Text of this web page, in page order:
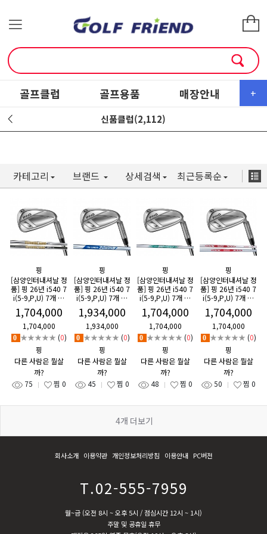
+
골프클럽 골프용품 매장안내 소
신품클럽(2,112)
카테고리 브랜드 상세검색 최근등록순
핑
[삼양인터내셔날 정
품] 핑 26년 i540 7
i(5-9,P,U) 7개 아
이언세트 다이나믹
골드(다골) 샤프트
특주 GF
1,704,000
1,704,000
0 ★★★★★ (0)
핑
다른 사람은 뭘살
까?
75
찜 0
핑
[삼양인터내셔날 정
품] 핑 26년 i540 7
i(5-9,P,U) 7개 아
이언세트 젤로스(Z
ELOS) 샤프트 특주
GF
1,934,000
1,934,000
0 ★★★★★ (0)
핑
다른 사람은 뭘살
까?
45
찜 0
핑
[삼양인터내셔날 정
품] 핑 26년 i540 7
i(5-9,P,U) 7개 아
이언세트 NS PRO
NEO샤프트 특주 G
F
1,704,000
1,704,000
0 ★★★★★ (0)
핑
다른 사람은 뭘살
까?
48
찜 0
핑
[삼양인터내셔날 정
품] 핑 26년 i540 7
i(5-9,P,U) 7개 아
이언세트 모두스(M
ODUS) 샤프트 특
주 GF
1,704,000
1,704,000
0 ★★★★★ (0)
핑
다른 사람은 뭘살
까?
50
찜 0
4개 더보기
회사소개 이용약관 개인정보처리방침 이용안내 PC버전
T.02-555-7959
월~금 (오전 8시 ~ 오후 5시 / 점심시간 12시 ~ 1시)
주말 및 공휴일 휴무